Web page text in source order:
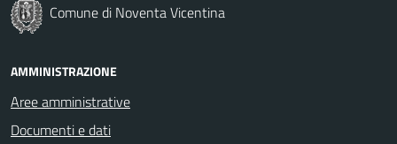
Comune di Noventa Vicentina
AMMINISTRAZIONE
Aree amministrative
Documenti e dati